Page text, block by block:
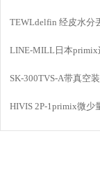
TEWLdelfin 经皮水分
LINE-MILL日本primix
LINE MILL
SK-300TVS-A带真空
HIVIS 2P-1primix微少